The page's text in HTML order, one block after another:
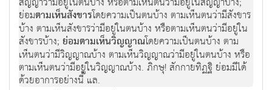
ย่อมตามเห็นสังขารโดยความเป็นตนบ้าง ตามเห็นตนว่ามีสังขาร
บ้าง ตามเห็นสังขารว่ามีอยู่ในตนบ้าง หรือตามเห็นตนว่ามีอยู่ใน
สังขารบ้าง; ย่อมตามเห็นวิญญาณโดยความเป็นตนบ้าง ตาม
เห็นตนว่ามีวิญญาณบ้าง ตามเห็นวิญญาณว่ามีอยู่ในตนบ้าง หรือ
ตามเห็นตนว่ามีอยู่ในวิญญาณบ้าง. ภิกษุ! สักกายทิฏฐิ ย่อมมีได้
ด้วยอาการอย่างนี้ แล.